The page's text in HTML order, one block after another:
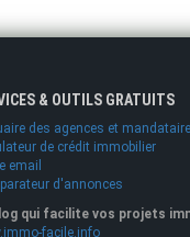
& OUTILS GRATUITS
des agences et
de crédit immobilier
email
d'annonces
qui facilite vos projets
facile.info